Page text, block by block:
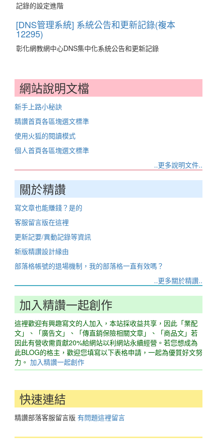
記錄的設定進階
[DNS管理系統] 系統公告和更新記錄(複本
12295)
彰化網教網中心DNS集中化系統公告和更新記錄
網站說明文檔
新手上路小秘訣
精讚首頁各區塊選文標準
使用火狐的閱讀模式
個人首頁各區塊選文標準
..更多說明文件..
關於精讚
寫文章也能賺錢？是的
客服留言版在這裡
更新記要/異動記錄等資訊
新版精讚設計緣由
部落格帳號的退場機制，我的部落格一直有效嗎？
..更多關於精讚..
加入精讚一起創作
這裡歡迎有興趣寫文的人加入，本站採收益共享，因此「業配
文」、「廣告文」、「傳直銷保險相關文章」、「商品文」若
因此有營收需貢獻20%給網站以利網站永續經營。若您想成為
此BLOG的格主，歡迎您填寫以下表格申請，一起為優質好文努
力。 加入精讚一起創作
快速連結
精讚部落客服留言版 有問題這裡留言